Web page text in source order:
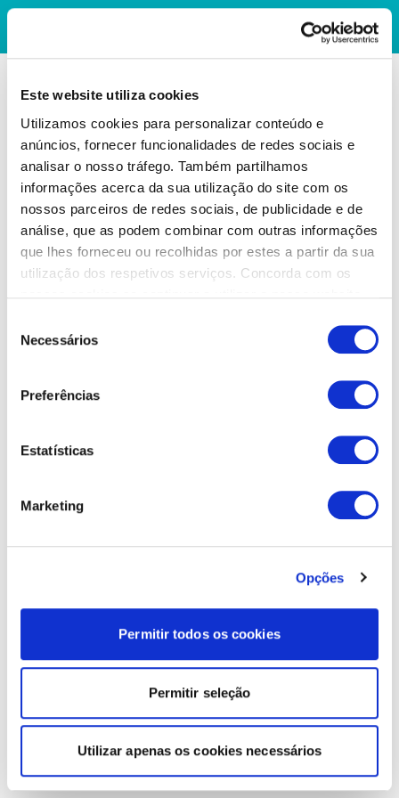
Este website utiliza cookies
Utilizamos cookies para personalizar conteúdo e
anúncios, fornecer funcionalidades de redes sociais e
analisar o nosso tráfego. Também partilhamos
informações acerca da sua utilização do site com os
nossos parceiros de redes sociais, de publicidade e de
análise, que as podem combinar com outras informações
que lhes forneceu ou recolhidas por estes a partir da sua
utilização dos respetivos serviços. Concorda com os
Necessários
Preferências
Estatísticas
Marketing
Opções
Permitir todos os cookies
Permitir seleção
Utilizar apenas os cookies necessários